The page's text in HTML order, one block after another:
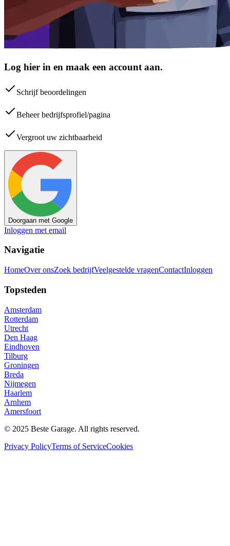
Log hier in en maak een account aan.
Schrijf beoordelingen
Beheer bedrijfsprofiel/pagina
Vergroot uw zichtbaarheid
Doorgaan met Google
Inloggen met email
Navigatie
HomeOver onsZoek bedrijfVeelgestelde vragenContactInloggen
Topsteden
Amsterdam
Rotterdam
Utrecht
Den Haag
Eindhoven
Tilburg
Groningen
Breda
Nijmegen
Haarlem
Arnhem
Amersfoort
© 2025 Beste Garage. All rights reserved.
Privacy PolicyTerms of ServiceCookies